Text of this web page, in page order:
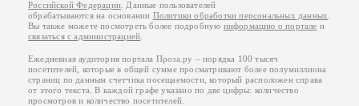
Российской Федерации . Данные пользователей
обрабатываются на основании Политики обработки персональных данных
Вы также можете посмотреть более подробную информацию о портале и
связаться с администрацией
Ежедневная аудитория портала Проза.ру – порядка 100 тысяч
посетителей, которые в общей сумме просматривают более полумиллиона
страниц по данным счетчика посещаемости, который расположен справа
от этого текста. В каждой графе указано по две цифры: количество
просмотров и количество посетителей.